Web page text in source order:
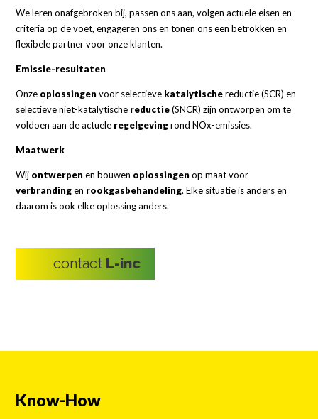
We leren onafgebroken bij, passen ons aan, volgen actuele eisen en
criteria op de voet, engageren ons en tonen ons een betrokken en
flexibele partner voor onze klanten.
Emissie-resultaten
Onze oplossingenvoor selectieve katalytischereductie (SCR) en
selectieve niet-katalytische reductie(SNCR) zijn ontworpen om te
voldoen aan de actuele regelgevingrond NOx-emissies.
Maatwerk
Wij ontwerpenen bouwen oplossingenop maat voor
verbrandingen rookgasbehandeling. Elke situatie is anders en
daarom is ook elke oplossing anders.
contact L-inc
Know-How